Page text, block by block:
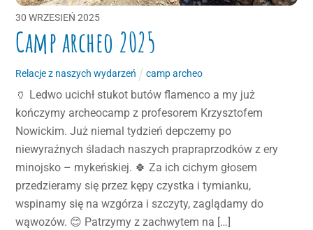
30 WRZESIEŃ 2025
Camp archeo 2025
Relacje z naszych wydarzeń camp archeo
🏺 Ledwo ucichł stukot butów flamenco a my już
kończymy archeocamp z profesorem Krzysztofem
Nowickim. Już niemal tydzień depczemy po
niewyraźnych śladach naszych prapraprzodków z ery
minojsko – mykeńskiej. 🍀 Za ich cichym głosem
przedzieramy się przez kępy czystka i tymianku,
wspinamy się na wzgórza i szczyty, zaglądamy do
wąwozów. 😊 Patrzymy z zachwytem na […]